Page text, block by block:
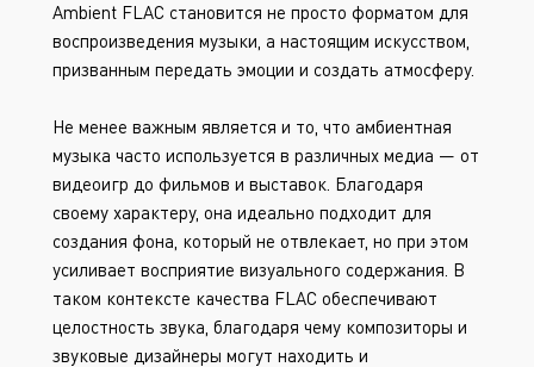
Ambient FLAC становится не просто форматом для
воспроизведения музыки, а настоящим искусством,
призванным передать эмоции и создать атмосферу.
Не менее важным является и то, что амбиентная
музыка часто используется в различных медиа — от
видеоигр до фильмов и выставок. Благодаря
своему характеру, она идеально подходит для
создания фона, который не отвлекает, но при этом
усиливает восприятие визуального содержания. В
таком контексте качества FLAC обеспечивают
целостность звука, благодаря чему композиторы и
звуковые дизайнеры могут находить и